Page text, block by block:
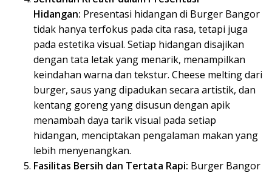
Hidangan: Presentasi hidangan di Burger Bangor
tidak hanya terfokus pada cita rasa, tetapi juga
pada estetika visual. Setiap hidangan disajikan
dengan tata letak yang menarik, menampilkan
keindahan warna dan tekstur. Cheese melting dari
burger, saus yang dipadukan secara artistik, dan
kentang goreng yang disusun dengan apik
menambah daya tarik visual pada setiap
hidangan, menciptakan pengalaman makan yang
lebih menyenangkan.
Fasilitas Bersih dan Tertata Rapi: Burger Bangor